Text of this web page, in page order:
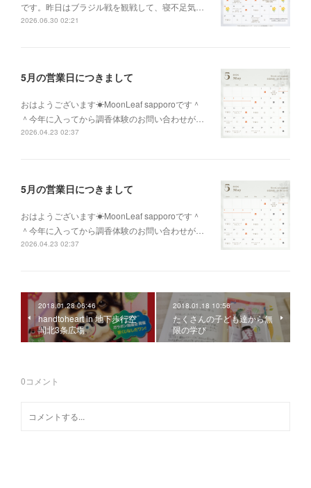
です。昨日はブラジル戦を観戦して、寝不足気…
2026.06.30 02:21
5月の営業日につきまして
おはようございます☀MoonLeaf sapporoです＾
＾今年に入ってから調香体験のお問い合わせが…
2026.04.23 02:37
5月の営業日につきまして
おはようございます☀MoonLeaf sapporoです＾
＾今年に入ってから調香体験のお問い合わせが…
2026.04.23 02:37
2018.01.28 06:46
handtoheart in 地下歩行空
間北3条広場
2018.01.18 10:56
たくさんの子ども達から無
限の学び
0コメント